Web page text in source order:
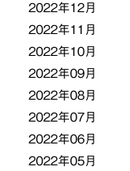
2022年12月
2022年11月
2022年10月
2022年09月
2022年08月
2022年07月
2022年06月
2022年05月